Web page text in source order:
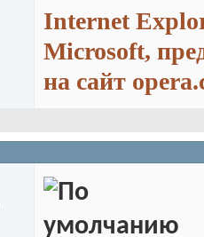
Internet
Microsoft,
на сайт